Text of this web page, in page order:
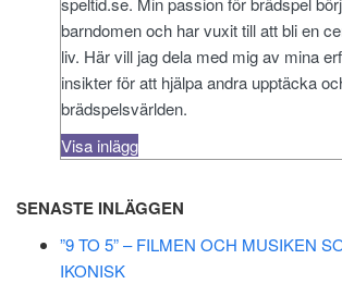
barndomen och har vuxit till att bli en
liv. Här vill jag dela med mig av mina
insikter för att hjälpa andra upptäcka
brädspelsvärlden.
Visa inlägg
SENASTE INLÄGGEN
”9 TO 5” – FILMEN OCH MUSIKEN
IKONISK